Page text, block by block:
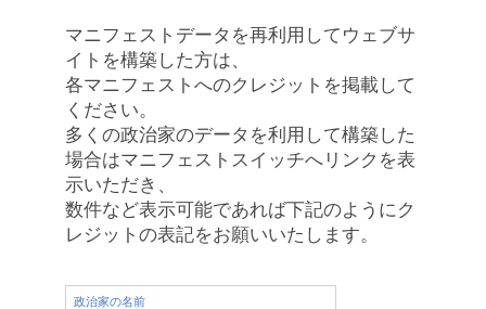
マニフェストデータを再利用してウェブサ
イトを構築した方は、
各マニフェストへのクレジットを掲載して
ください。
多くの政治家のデータを利用して構築した
場合はマニフェストスイッチへリンクを表
示いただき、
数件など表示可能であれば下記のようにク
レジットの表記をお願いいたします。
政治家の名前